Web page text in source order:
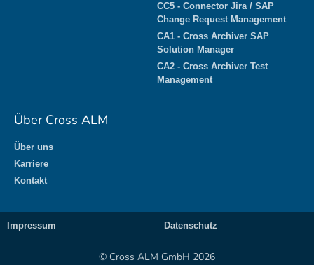
CC5 - Connector Jira / SAP
Change Request Management
CA1 - Cross Archiver SAP
Solution Manager
CA2 - Cross Archiver Test
Management
Über Cross ALM
Über uns
Karriere
Kontakt
© Cross ALM GmbH 2026
Datenschutz
Impressum